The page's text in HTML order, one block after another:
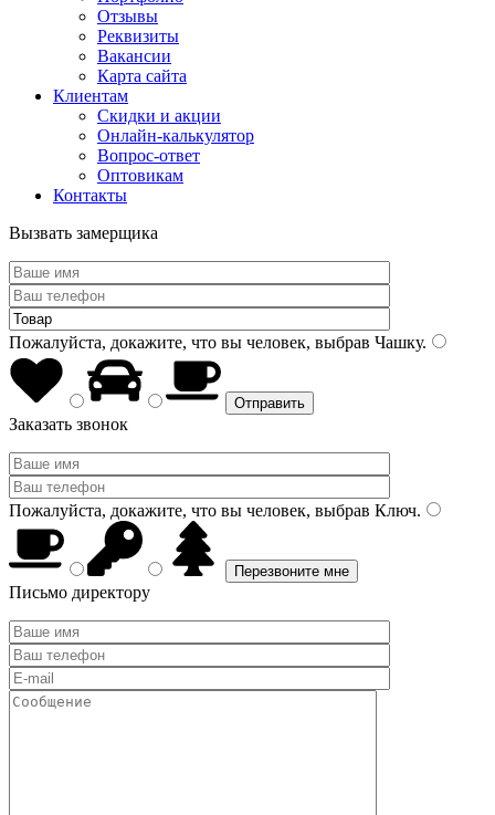
Отзывы
Реквизиты
Вакансии
Карта сайта
Клиентам
Скидки и акции
Онлайн-калькулятор
Вопрос-ответ
Оптовикам
Контакты
Вызвать замерщика
Пожалуйста, докажите, что вы человек, выбрав Чашку.
Заказать звонок
Пожалуйста, докажите, что вы человек, выбрав Ключ.
Письмо директору